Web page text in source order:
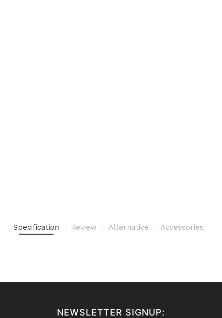
Specification Review Alternative Accessories
NEWSLETTER SIGNUP: